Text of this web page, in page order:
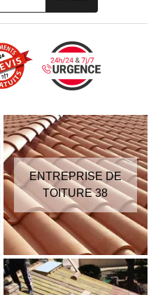
ENTREPRISE DE
TOITURE 38